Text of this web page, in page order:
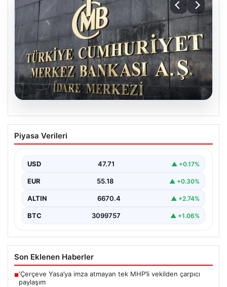
05.08.2026
Merkez Bankası faiz kararı ne zaman?
Ekonomistlerin nisan ayı faiz beklentisi
Piyasa Verileri
USD 47.71 ▲ +0.17%
EUR 55.18 ▲ +0.30%
ALTIN 6670.4 ▲ +2.74%
BTC 3099757 ▲ +1.06%
Son Eklenen Haberler
■‘Çerçeve Yasa’ya imza atmayan tek MHP’li vekilden çarpıcı
paylaşım